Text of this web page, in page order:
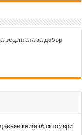
рецептата за добър
книги (6 октомври